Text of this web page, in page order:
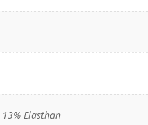
Elasthan